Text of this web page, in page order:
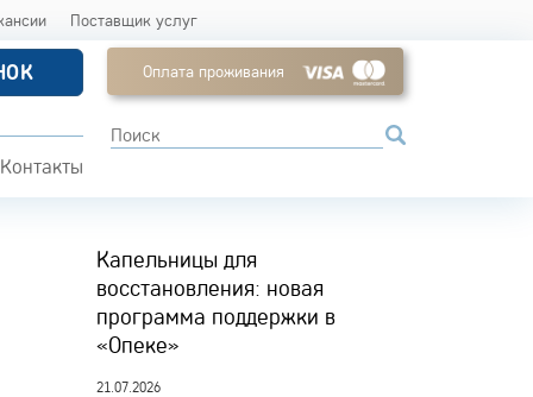
Поставщик услуг
Контакты
Оплата проживания
Капельницы для
восстановления: новая
программа поддержки в
«Опеке»
21.07.2026